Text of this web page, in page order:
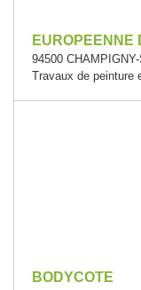
EUROPEENNE
94500
Travaux de peinture
BODYCOTE